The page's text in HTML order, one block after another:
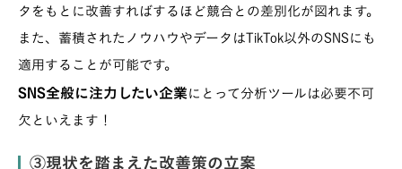
タをもとに改善すればするほど競合との差別化が図れます。
また、蓄積されたノウハウやデータはTikTok以外のSNSにも
適用することが可能です。
SNS全般に注力したい企業にとって分析ツールは必要不可
欠といえます！
③現状を踏まえた改善策の立案